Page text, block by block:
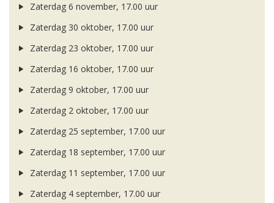
Zaterdag 6 november, 17.00 uur
Zaterdag 30 oktober, 17.00 uur
Zaterdag 23 oktober, 17.00 uur
Zaterdag 16 oktober, 17.00 uur
Zaterdag 9 oktober, 17.00 uur
Zaterdag 2 oktober, 17.00 uur
Zaterdag 25 september, 17.00 uur
Zaterdag 18 september, 17.00 uur
Zaterdag 11 september, 17.00 uur
Zaterdag 4 september, 17.00 uur